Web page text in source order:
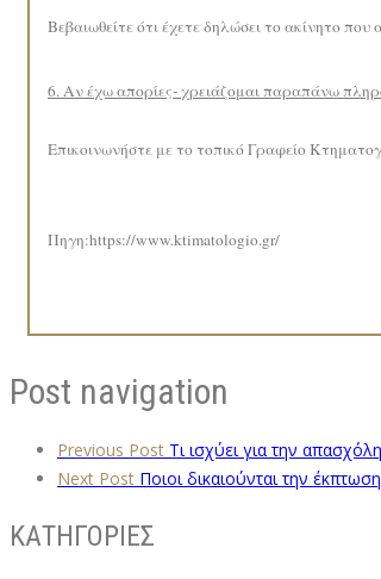
Βεβαιωθείτε ότι έχετε δηλώσει το ακίνητο
6. Αν έχω απορίες- χρειάζομαι παραπάνω
Επικοινωνήστε με το τοπικό Γραφείο
Πηγη:https://www.ktimatologio.gr/
Post navigation
Previous Post Τι ισχύει για την
Next Post Ποιοι δικαιούνται την
ΚΑΤΗΓΟΡΙΕΣ